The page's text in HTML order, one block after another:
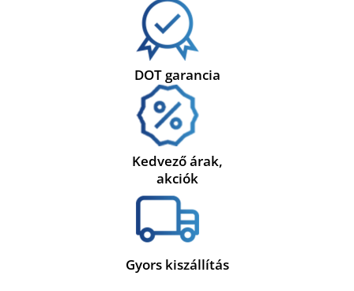
DOT garancia
Kedvező árak,
akciók
Gyors kiszállítás